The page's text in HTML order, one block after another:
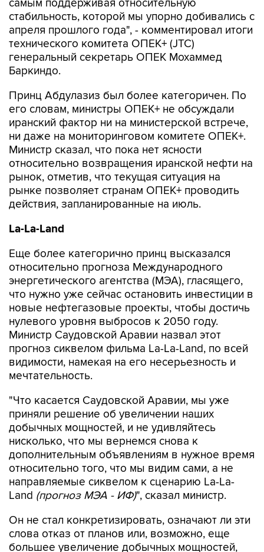
самым поддерживая относительную
стабильность, которой мы упорно добивались с
апреля прошлого года", - комментировал итоги
технического комитета ОПЕК+ (JTC)
генеральный секретарь ОПЕК Мохаммед
Баркиндо.
Принц Абдулазиз был более категоричен. По
его словам, министры ОПЕК+ не обсуждали
иранский фактор ни на министерской встрече,
ни даже на мониторинговом комитете ОПЕК+.
Министр сказал, что пока нет ясности
относительно возвращения иранской нефти на
рынок, отметив, что текущая ситуация на
рынке позволяет странам ОПЕК+ проводить
действия, запланированные на июль.
La-La-Land
Еще более категорично принц высказался
относительно прогноза Международного
энергетического агентства (МЭА), гласящего,
что нужно уже сейчас остановить инвестиции в
новые нефтегазовые проекты, чтобы достичь
нулевого уровня выбросов к 2050 году.
Министр Саудовской Аравии назвал этот
прогноз сиквелом фильма La-La-Land, по всей
видимости, намекая на его несерьезность и
мечтательность.
"Что касается Саудовской Аравии, мы уже
приняли решение об увеличении наших
добычных мощностей, и не удивляйтесь
нисколько, что мы вернемся снова к
дополнительным объявлениям в нужное время
относительно того, что мы видим сами, а не
направляемые сиквелом к сценарию La-La-
Land (прогноз МЭА - ИФ)", сказал министр.
Он не стал конкретизировать, означают ли эти
слова отказ от планов или, возможно, еще
большее увеличение добычных мощностей,